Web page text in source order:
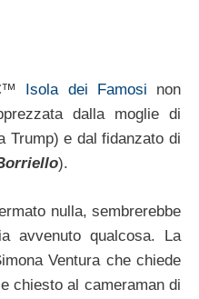
Isola dei Famosi non
dalla moglie di
Trump) e dal fidanzato di
).
nulla, sembrerebbe
avvenuto qualcosa. La
Ventura che chiede
chiesto al cameraman di